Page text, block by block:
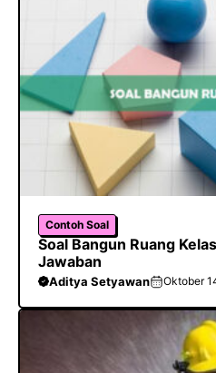
Contoh Soal
Soal Bangun Ruang
Jawaban
Aditya Setyawan Oktober